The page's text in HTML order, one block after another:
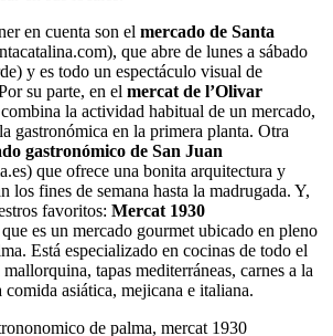
en cuenta son el mercado de Santa
que abre de lunes a sábado
y es todo un espectáculo visual de
su parte, en el mercat de l’Olivar
la actividad habitual de un mercado,
gastronómica en la primera planta. Otra
gastronómico de San Juan
que ofrece una bonita arquitectura y
los fines de semana hasta la madrugada. Y,
favoritos: Mercat 1930
es un mercado gourmet ubicado en pleno
Está especializado en cocinas de todo el
tapas mediterráneas, carnes a la
comida asiática, mejicana e italiana.